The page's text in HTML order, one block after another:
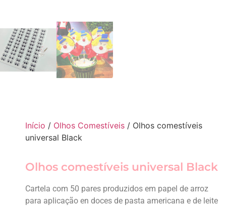
Início / Olhos Comestíveis / Olhos comestíveis
universal Black
Olhos comestíveis universal Black
Cartela com 50 pares produzidos em papel de arroz
para aplicação en doces de pasta americana e de leite